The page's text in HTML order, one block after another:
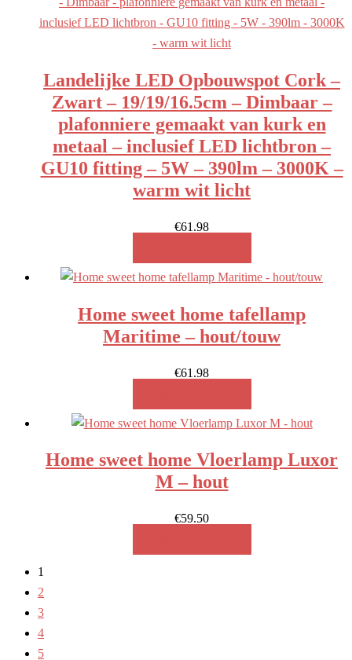
Landelijke LED Opbouwspot Cork –
Zwart – 19/19/16.5cm – Dimbaar –
plafonniere gemaakt van kurk en
metaal – inclusief LED lichtbron –
GU10 fitting – 5W – 390lm – 3000K –
warm wit licht
€61.98
Home sweet home tafellamp
Maritime – hout/touw
€61.98
Home sweet home Vloerlamp Luxor
M – hout
€59.50
1
2
3
4
5